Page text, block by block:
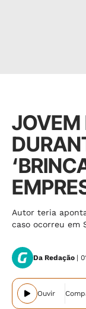
JOVEM
Autor teria
caso ocorreu em
Da Redação |
Ouvir